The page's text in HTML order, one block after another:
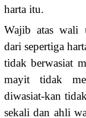
harta itu.
Wajib atas wali
dari sepertiga
tidak berwasiat
mayit tidak
diwasiat-kan
sekali dan ahli